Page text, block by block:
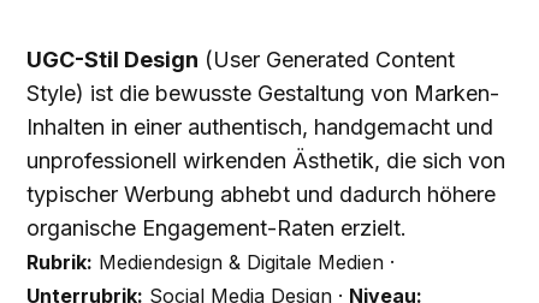
UGC-Stil Design (User Generated Content
Style) ist die bewusste Gestaltung von Marken-
Inhalten in einer authentisch, handgemacht und
unprofessionell wirkenden Ästhetik, die sich von
typischer Werbung abhebt und dadurch höhere
organische Engagement-Raten erzielt.
Rubrik: Mediendesign & Digitale Medien ·
Unterrubrik: Social Media Design · Niveau: